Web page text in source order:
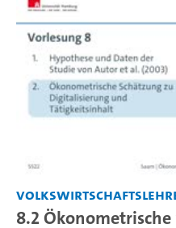
Volkswirtschaftslehre
8.2